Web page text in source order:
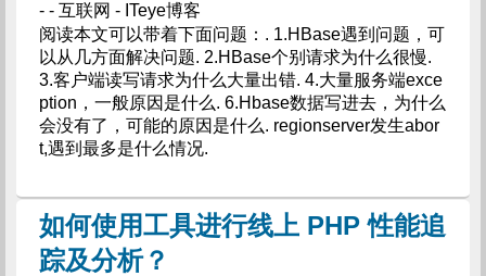
- - 互联网 - ITeye博客
阅读本文可以带着下面问题：. 1.HBase遇到问题，可
以从几方面解决问题. 2.HBase个别请求为什么很慢.
3.客户端读写请求为什么大量出错. 4.大量服务端exce
ption，一般原因是什么. 6.Hbase数据写进去，为什么
会没有了，可能的原因是什么. regionserver发生abor
t,遇到最多是什么情况.
如何使用工具进行线上 PHP 性能追
踪及分析？